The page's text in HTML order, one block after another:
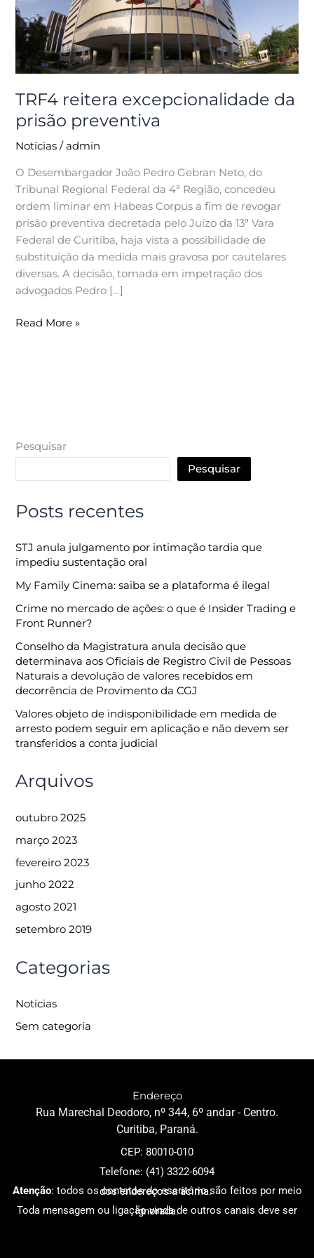
TRF4 reitera excepcionalidade da
prisão preventiva
Notícias /admin
O Desembargador João Pedro Gebran Neto, do
Tribunal Regional Federal da 4ª Região, concedeu
ordem liminar em Habeas Corpus a fim de revogar
prisão preventiva decretada pelo Juízo da 13ª Vara
Federal de Curitiba, haja vista a possibilidade de
substituição da medida mais gravosa por cautelares
diversas. A decisão, tomada em impetração dos
advogados Pedro […]
preventiva
Read More »
Pesquisar
Pesquisar
Posts recentes
STJ anula julgamento por intimação tardia que
impediu sustentação oral
My Family Cinema: saiba se a plataforma é ilegal
Crime no mercado de ações: o que é Insider Trading e
Front Runner?
Conselho da Magistratura anula decisão que
determinava aos Oficiais de Registro Civil de Pessoas
Naturais a devolução de valores recebidos em
decorrência de Provimento da CGJ
Valores objeto de indisponibilidade em medida de
arresto podem seguir em aplicação e não devem ser
transferidos a conta judicial
Arquivos
outubro 2025
março 2023
fevereiro 2023
junho 2022
agosto 2021
setembro 2019
Categorias
Notícias
Sem categoria
Endereço
Rua Marechal Deodoro, nº 344, 6º andar - Centro.
Curitiba, Paraná.
CEP: 80010-010
Telefone: (41) 3322-6094
Atenção
: todos os contatos do escritório são feitos por meio dos endereços a acima.
Toda mensagem ou ligação vinda de outros canais deve ser ignorada.